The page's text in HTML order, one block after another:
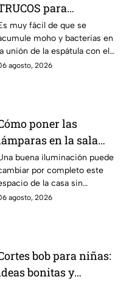
para
las
de tu cocina
de hacer postres
muy fácil de que se
moho y bacterias en
unión de la espátula con el
por lo que
agosto, 2026
poner las
en la sala
que se vea
como en las
buena iluminación puede
por completo este
de la casa sin
de gastar miles de
agosto, 2026
bob para niñas:
bonitas y